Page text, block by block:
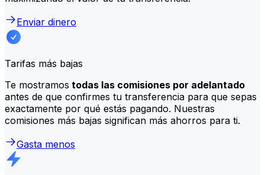
Enviar dinero
Tarifas más bajas
Te mostramos todas las comisiones por adelantado
antes de que confirmes tu transferencia para que sepas
exactamente por qué estás pagando. Nuestras
comisiones más bajas significan más ahorros para ti.
Gasta menos